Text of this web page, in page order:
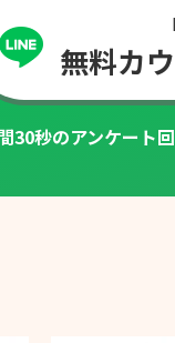
無料カ
30秒のアンケート